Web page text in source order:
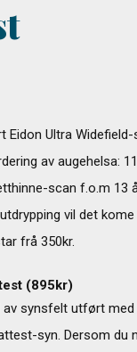
Eidon Ultra Widefield-
av augehelsa:
scan f.o.m 13
vil det
frå 350kr.
(895kr)
av synsfelt utført med
syn. Dersom du